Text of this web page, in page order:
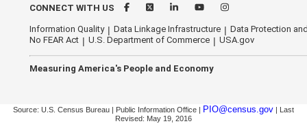
CONNECT WITH US
Information Quality Data Linkage Infrastructure
Data Protection
No FEAR Act
U.S. Department of Commerce USA.gov
Measuring America's People and Economy
Source: U.S. Census Bureau | Public Information Office | PIO@census.gov | Last
Revised: May 19, 2016